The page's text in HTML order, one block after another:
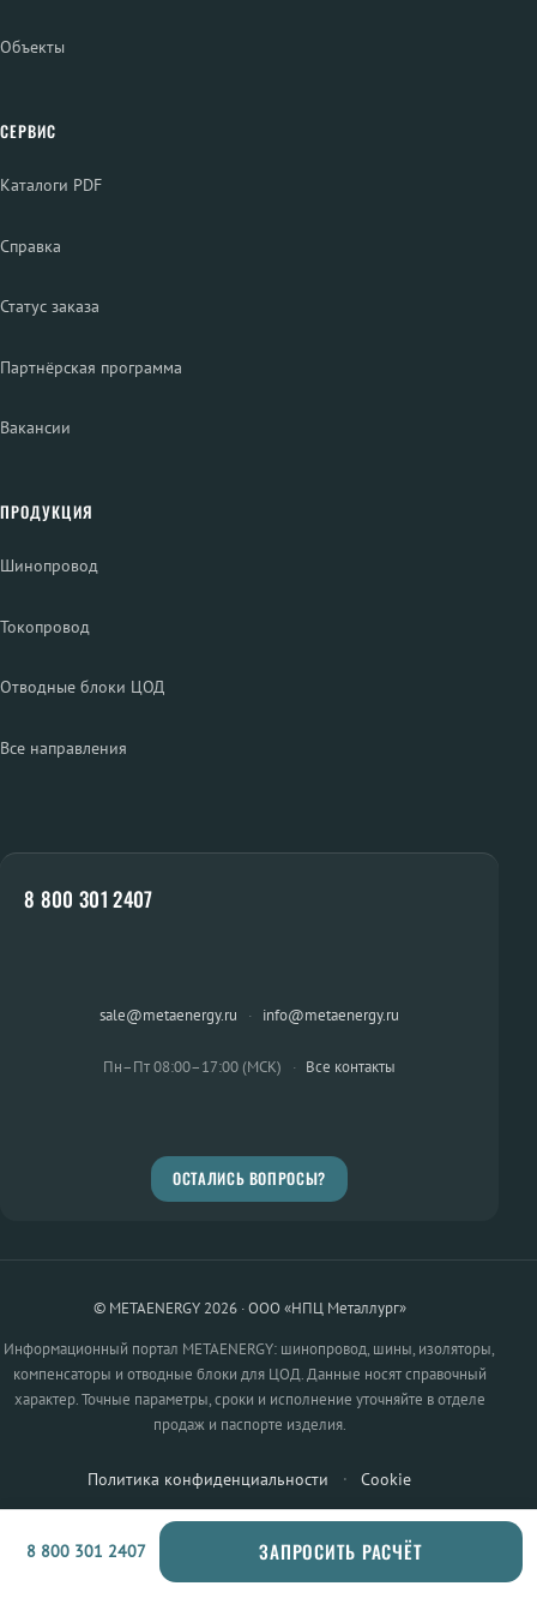
Объекты
СЕРВИС
Каталоги PDF
Справка
Статус заказа
Партнёрская программа
Вакансии
ПРОДУКЦИЯ
Шинопровод
Токопровод
Отводные блоки ЦОД
Все направления
8 800 301 2407
sale@metaenergy.ru · info@metaenergy.ru
Пн–Пт 08:00–17:00 (МСК) · Все контакты
ОСТАЛИСЬ ВОПРОСЫ?
© METAENERGY 2026 · ООО «НПЦ Металлург»
Информационный портал METAENERGY: шинопровод, шины, изоляторы,
компенсаторы и отводные блоки для ЦОД. Данные носят справочный
характер. Точные параметры, сроки и исполнение уточняйте в отделе
продаж и паспорте изделия.
Политика конфиденциальности · Cookie
8 800 301 2407 ЗАПРОСИТЬ РАСЧЁТ